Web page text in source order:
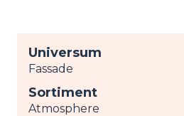
Universum
Fassade
Sortiment
Atmosphere